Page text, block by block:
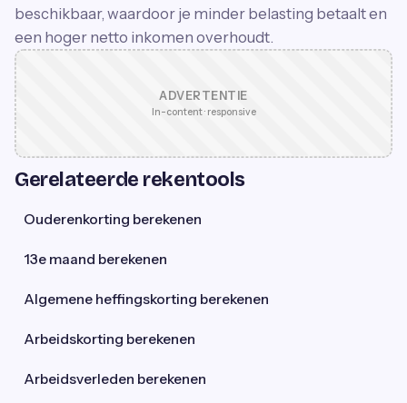
beschikbaar, waardoor je minder belasting betaalt en
een hoger netto inkomen overhoudt.
ADVERTENTIE
In-content · responsive
Gerelateerde rekentools
Ouderenkorting berekenen
13e maand berekenen
Algemene heffingskorting berekenen
Arbeidskorting berekenen
Arbeidsverleden berekenen